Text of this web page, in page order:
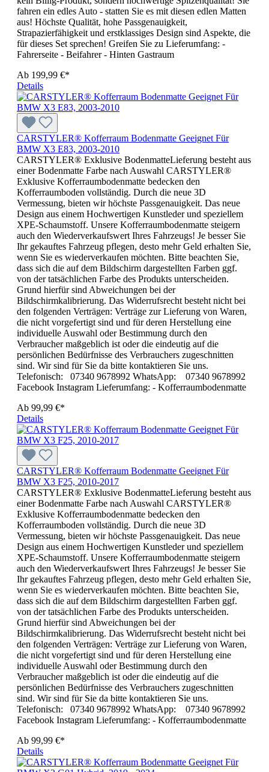
fahren ein edles Auto - statten Sie es mit diesen edlen Matten
aus! Höchste Qualität, hohe Passgenauigkeit,
Strapazierfähigkeit und erstklassiges Design sind Aspekte, die
für dieses Set sprechen! Greifen Sie zu Lieferumfang: -
Fahrerseite - Beifahrer - Hinten Gastraum
Ab 199,99 €*
Details
CARSTYLER® Kofferraum Bodenmatte Geeignet Für
BMW X3 E83, 2003-2010
CARSTYLER® Exklusive BodenmatteLieferung besteht aus
einer Bodenmatte Farbe nach Auswahl CARSTYLER®
Exklusive Kofferraumbodenmatte bedecken den
Kofferraumboden vollständig. Durch die neue 3D
Vermessung, bieten wir höchste Passgenauigkeit. Das neue
Design aus einem Hochwertigen Kunstleder und speziellem
XPE-Schaumstoff. Unsere Kofferraumbodenmatte steigern
auch den Wiederverkaufswert Ihres Fahrzeugs! Je besser Sie
Ihr gekauftes Fahrzeug pflegen, desto mehr Geld erhalten Sie,
wenn Sie es wiederverkaufen möchten. Bitte beachten Sie,
dass sich die auf dem Bildschirm dargestellten Farben ggf.
von der tatsächlichen Farbe des Produkts unterscheiden.
Grund hierfür sind Abweichungen bei der
Bildschirmkalibrierung. Das Widerrufsrecht besteht nicht bei
den folgenden Verträgen: Verträge zur Lieferung von Waren,
die nicht vorgefertigt sind und für deren Herstellung eine
individuelle Auswahl oder Bestimmung durch den
Verbraucher maßgeblich ist oder die eindeutig auf die
persönlichen Bedürfnisse des Verbrauchers zugeschnitten
sind. Wir sind für Sie da bitte kontaktieren Sie uns.
Telefonisch: 07340 9678992 WhatsApp: 07340 9678992
Facebook Instagram Lieferumfang: - Kofferraumbodenmatte
Ab 99,99 €*
Details
CARSTYLER® Kofferraum Bodenmatte Geeignet Für
BMW X3 F25, 2010-2017
CARSTYLER® Exklusive BodenmatteLieferung besteht aus
einer Bodenmatte Farbe nach Auswahl CARSTYLER®
Exklusive Kofferraumbodenmatte bedecken den
Kofferraumboden vollständig. Durch die neue 3D
Vermessung, bieten wir höchste Passgenauigkeit. Das neue
Design aus einem Hochwertigen Kunstleder und speziellem
XPE-Schaumstoff. Unsere Kofferraumbodenmatte steigern
auch den Wiederverkaufswert Ihres Fahrzeugs! Je besser Sie
Ihr gekauftes Fahrzeug pflegen, desto mehr Geld erhalten Sie,
wenn Sie es wiederverkaufen möchten. Bitte beachten Sie,
dass sich die auf dem Bildschirm dargestellten Farben ggf.
von der tatsächlichen Farbe des Produkts unterscheiden.
Grund hierfür sind Abweichungen bei der
Bildschirmkalibrierung. Das Widerrufsrecht besteht nicht bei
den folgenden Verträgen: Verträge zur Lieferung von Waren,
die nicht vorgefertigt sind und für deren Herstellung eine
individuelle Auswahl oder Bestimmung durch den
Verbraucher maßgeblich ist oder die eindeutig auf die
persönlichen Bedürfnisse des Verbrauchers zugeschnitten
sind. Wir sind für Sie da bitte kontaktieren Sie uns.
Telefonisch: 07340 9678992 WhatsApp: 07340 9678992
Facebook Instagram Lieferumfang: - Kofferraumbodenmatte
Ab 99,99 €*
Details